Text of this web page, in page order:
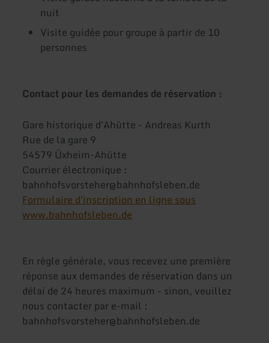
nuit
Visite guidée pour groupe à partir de 10
personnes
Contact pour les demandes de réservation :
Gare historique d'Ahütte - Andreas Kurth
Rue de la gare 9
54579 Üxheim-Ahütte
Courrier électronique :
bahnhofsvorsteher@bahnhofsleben.de
Formulaire d'inscription en ligne sous
www.bahnhofsleben.de
En règle générale, vous recevez une première
réponse aux demandes de réservation dans un
délai de 24 heures maximum - sinon, veuillez
nous contacter par e-mail :
bahnhofsvorsteher@bahnhofsleben.de